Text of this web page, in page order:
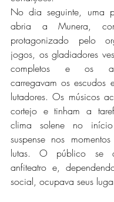
No dia seguinte, uma
abria a Munera,
protagonizado pelo
jogos, os gladiadores
completos e os
carregavam os escudos
lutadores. Os músicos
cortejo e tinham a
clima solene no
suspense nos
lutas. O público se
anfiteatro e,
social, ocupava seus